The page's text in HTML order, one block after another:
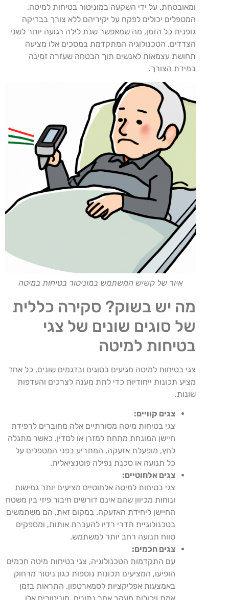
ומאובטחת. על ידי השקעה במוניטור בטיחות למיטה,
המטפלים יכולים לפקח על יקיריהם ללא צורך בבדיקה
גופנית כל הזמן, מה שמאפשר שנת לילה רגועה יותר לשני
הצדדים. הטכנולוגיה המתקדמת במסכים אלו מציעה
תחושת עצמאות לאנשים תוך הבטחה שעזרה זמינה
במידת הצורך.
איור של קשיש המשתמש במוניטור בטיחות במיטה
מה יש בשוק? סקירה כללית
של סוגים שונים של צגי
בטיחות למיטה
צגי בטיחות למיטה מגיעים בסוגים ובדגמים שונים, כל אחד
מציע תכונות ייחודיות כדי לתת מענה לצרכים והעדפות
שונות.
צגים קוויים:
צגי בטיחות מיטה מסורתיים אלה מחוברים לרפידת
חיישן המונחת מתחת למזרן או לסדין. כאשר מתגלה
לחץ, מופעלת אזעקה, המתריע בפני המטפלים על
כל תנועה או סכנת נפילה פוטנציאלית.
צגים אלחוטיים:
צגי בטיחות למיטה אלחוטיים מציעים יותר גמישות
ונוחות מכיוון שהם אינם דורשים חיבור פיזי בין משטח
החיישן ליחידת האזעקה. במקום זאת, הם משתמשים
בטכנולוגיית תדרי רדיו להעברת אותות, ומספקים
טווח תנועה רחב יותר למשתמש.
צגים חכמים:
עם התקדמות הטכנולוגיה, צגי בטיחות מיטה חכמים
הופיעו, המציעים תכונות נוספות כגון ניטור מרחוק
באמצעות אפליקציות לסמארטפון, התראות בזמן